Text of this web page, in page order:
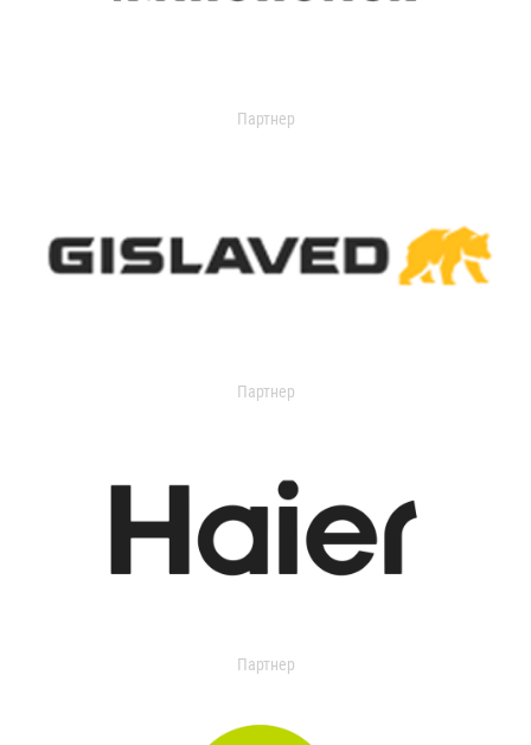
Партнер
Партнер
Партнер